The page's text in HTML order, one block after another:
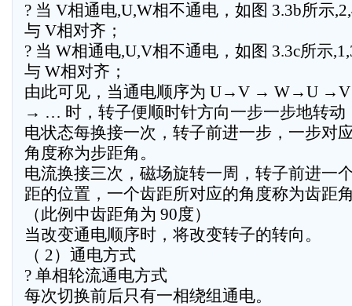
? 当 V相通电,U,W相不通电，如图 3.3b所示
与 V相对齐；
? 当 W相通电,U,V相不通电，如图 3.3c所示
与 W相对齐；
由此可见，当通电顺序为 U→V → W→U →V
→ … 时，转子便顺时针方向一步一步地转动
电状态每换接一次，转子前进一步，一步对
角度称为步距角。
电流换接三次，磁场旋转一周，转子前进一
距的位置，一个齿距所对应的角度称为齿距
（此例中齿距角为 90度）
当改变通电顺序时，将改变转子的转向。
（ 2）通电方式
? 单相轮流通电方式
每次切换前后只有一相绕组通电。